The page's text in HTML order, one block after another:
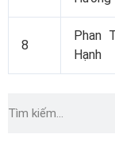
8
Phan
Hạnh
kiếm